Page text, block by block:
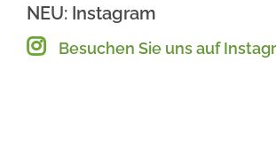
NEU: Instagram
Besuchen Sie uns auf